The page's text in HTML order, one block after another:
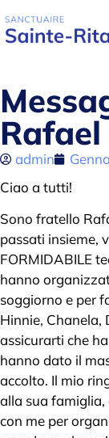
Rafael
admin
Ciao a tutti!
Sono fratello
passati insieme,
FORMIDABILE
hanno
soggiorno e per
Hinnie, Chanela,
assicurarti che
hanno dato il
accolto. Il mio
alla sua
con me per